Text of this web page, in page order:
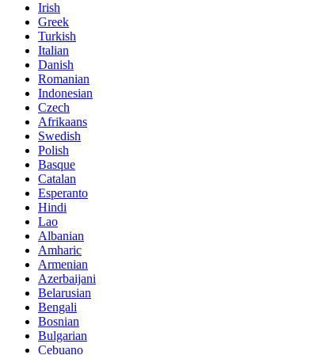
Irish
Greek
Turkish
Italian
Danish
Romanian
Indonesian
Czech
Afrikaans
Swedish
Polish
Basque
Catalan
Esperanto
Hindi
Lao
Albanian
Amharic
Armenian
Azerbaijani
Belarusian
Bengali
Bosnian
Bulgarian
Cebuano